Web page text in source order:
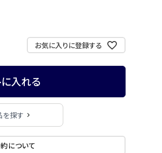
お気に入りに登録する
入れる
を探す
について